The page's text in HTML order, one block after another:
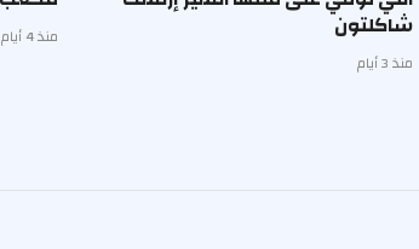
شاكلتون
منذ 3 أيام
منذ 4 أيام